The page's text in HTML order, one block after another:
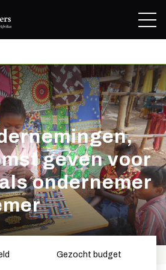
geven voor
ondernemer
Gezocht budget